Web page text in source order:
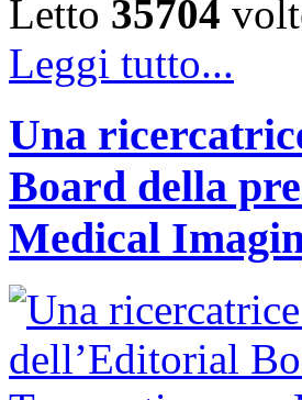
Letto 35704
Leggi tutto...
Una
Board della
Medical